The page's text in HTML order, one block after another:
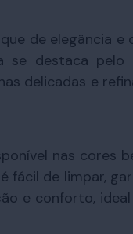
de elegância e
se destaca pelo
delicadas e
nas cores
fácil de limpar,
e conforto,